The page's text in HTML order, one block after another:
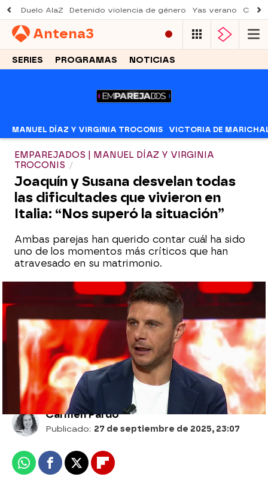
Duelo AlaZ Detenido violencia de género Yas verano
Antena3
SERIES PROGRAMAS NOTICIAS
MANUEL DÍAZ Y VIRGINIA TROCONIS VICTORIA DE
EMPAREJADOS | MANUEL DÍAZ Y VIRGINIA
TROCONIS
Joaquín y Susana desvelan todas
las dificultades que vivieron en
Italia: “Nos superó la situación”
Ambas parejas han querido contar cuál ha sido
uno de los momentos más críticos que han
atravesado en su matrimonio.
Susana Saborido confiesa el día que se
puso más celosa de Joaquín: “La chavala
era guapísima”
Carmen Pardo
Publicado: 27 de septiembre de 2025, 23:07
WhatsappFacebook
X Flipboard